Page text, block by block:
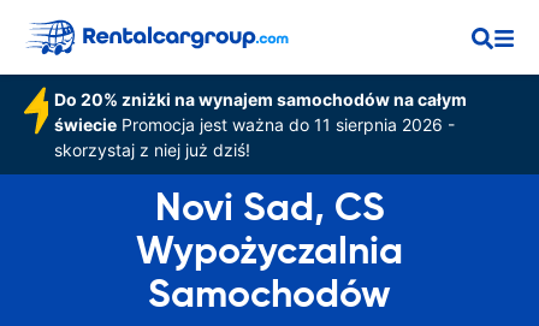
Do 20% zniżki na wynajem samochodów na całym
świeciePromocja jest ważna do 11 sierpnia 2026 -
skorzystaj z niej już dziś!
Novi Sad, CS
Wypożyczalnia
Samochodów